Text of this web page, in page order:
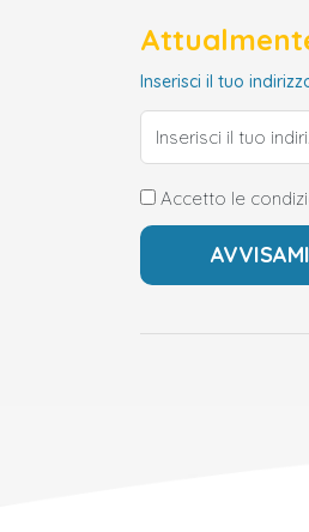
Inserisci il tuo
Accetto le